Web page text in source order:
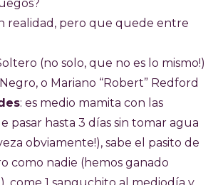
realidad, pero que quede entre
(no solo, que no es lo mismo!)
o Mariano “Robert” Redford
: es medio mamita con las
pasar hasta 3 días sin tomar agua
obviamente!), sabe el pasito de
como nadie (hemos ganado